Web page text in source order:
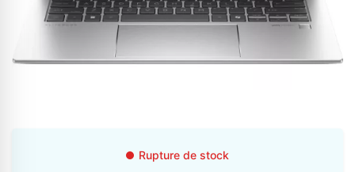
Appelez-nous au
06 36 88 27 81Rupture de stock